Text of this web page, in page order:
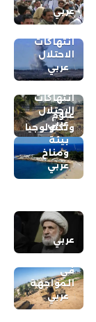
عربي
انتهاكات
الاحتلال
عربي
انتهاكات
الاحتلال
عربي
علوم
وتكنولوجيا
بيئة
ومناخ
عربي
عربي
في
المواجهة
عربي